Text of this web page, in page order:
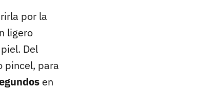
por la
ligero
Del
pincel, para
en